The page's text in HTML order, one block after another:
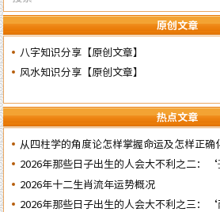
原创文章
八字知识分享【原创文章】
风水知识分享【原创文章】
热点文章
从四柱学的角度论怎样掌握命运及怎样正确
祸
2026年那些日子出生的人会大不利之二：‘
2026年十二生肖流年运势概况
2026年那些日子出生的人会大不利之三：‘